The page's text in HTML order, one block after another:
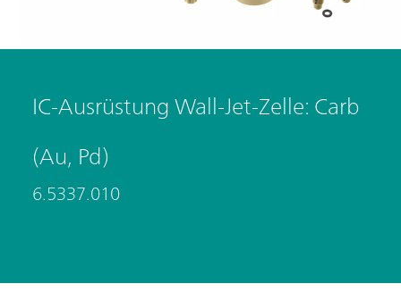
IC-Ausrüstung Wall-Jet-Zelle: Carb
(Au, Pd)
6.5337.010